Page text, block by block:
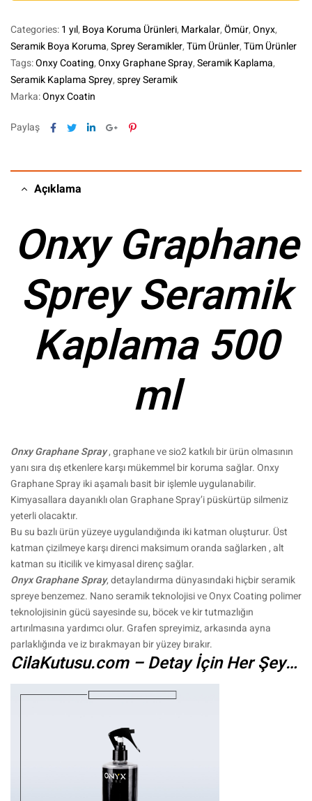
Categories:1 yıl, Boya Koruma Ürünleri, Markalar,Ömür,Onyx,
Seramik Boya Koruma,Sprey Seramikler,Tüm Ürünler,Tüm Ürünler
Tags:Onxy Coating,Onxy Graphane Spray,Seramik Kaplama,
Seramik Kaplama Sprey,sprey Seramik
Marka:Onyx Coatin
Paylaş Facebook
TwitterLinkedinGoogle+Pinterest
Açıklama
Onxy Graphane
Sprey Seramik
Kaplama 500
ml
Onxy Graphane Spray, graphane ve sio2 katkılı bir ürün olmasının
yanı sıra dış etkenlere karşı mükemmel bir koruma sağlar. Onxy
Graphane Spray iki aşamalı basit bir işlemle uygulanabilir.
Kimyasallara dayanıklı olan Graphane Spray’i püskürtüp silmeniz
yeterli olacaktır.
Bu su bazlı ürün yüzeye uygulandığında iki katman oluşturur. Üst
katman çizilmeye karşı direnci maksimum oranda sağlarken , alt
katman su iticilik ve kimyasal direnç sağlar.
Onyx Graphane Spray, detaylandırma dünyasındaki hiçbir seramik
spreye benzemez. Nano seramik teknolojisi ve Onyx Coating polimer
teknolojisinin gücü sayesinde su, böcek ve kir tutmazlığın
artırılmasına yardımcı olur. Grafen spreyimiz, arkasında ayna
parlaklığında ve iz bırakmayan bir yüzey bırakır.
CilaKutusu.com – Detay İçin Her Şey…